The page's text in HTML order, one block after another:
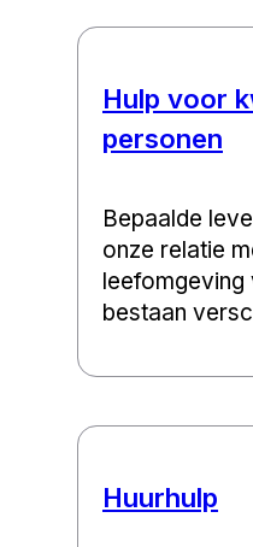
Hulp voor
personen
Bepaalde
onze relatie
bestaan
Huurhulp